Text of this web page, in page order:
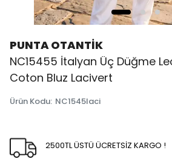
PUNTA OTANTİK
NC15455 İtalyan Üç Düğme
Coton Bluz Lacivert
Ürün Kodu: NC1545laci
2500TL ÜSTÜ ÜCRETSİZ KARGO !